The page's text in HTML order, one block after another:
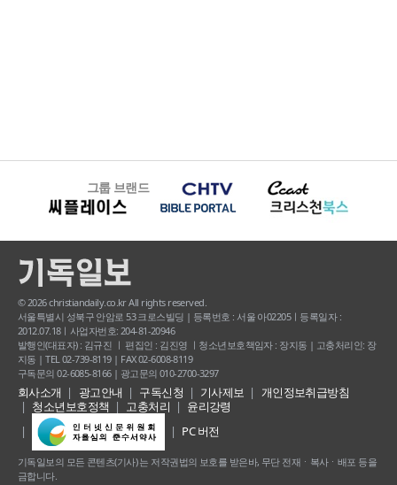
그룹 브랜드
© 2026 christiandaily.co.kr All rights reserved.
서울특별시 성북구 안암로 53 크로스빌딩 | 등록번호 : 서울 아02205ㅣ등록일자 :
2012.07.18ㅣ사업자번호: 204-81-20946
발행인(대표자) : 김규진 ㅣ 편집인 : 김진영 ㅣ청소년보호책임자 : 장지동 | 고충처리인: 장
지동 | TEL 02-739-8119 | FAX 02-6008-8119
구독문의 02-6085-8166 | 광고문의 010-2700-3297
회사소개 광고안내 구독신청 기사제보
개인정보취급방침
청소년보호정책
고충처리
윤리강령
PC 버전
기독일보의 모든 콘텐츠(기사) 는 저작권법의 보호를 받은바, 무단 전재ㆍ복사ㆍ배포 등을
금합니다.